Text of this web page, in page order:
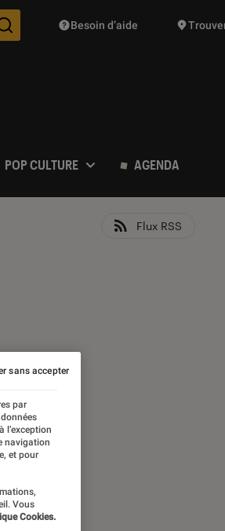
Des suggestions de produits vont
Besoin d’aide
POP CULTURE AGENDA
Flux RSS
par
l’exception
navigation
et pour
Vous
Cookies.
sans accepter